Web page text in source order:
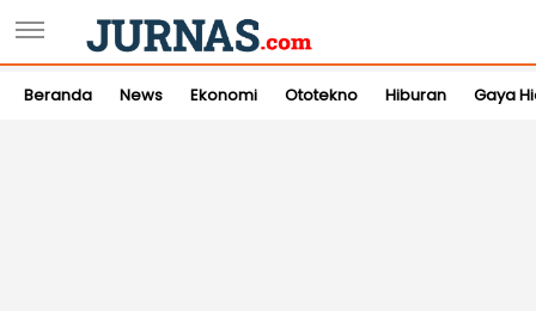
Beranda News Ekonomi Ototekno Hiburan Gaya